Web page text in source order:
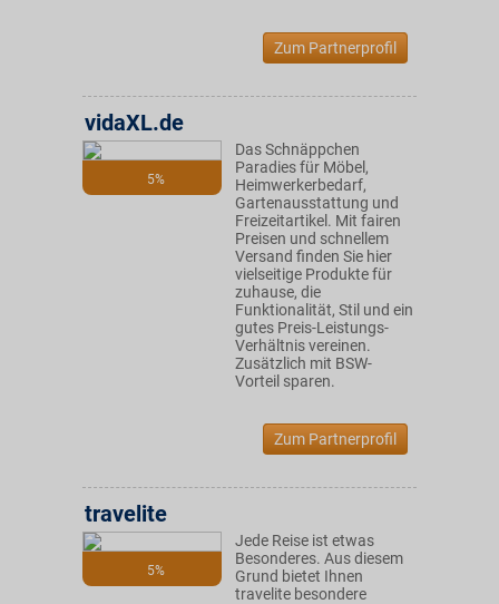
Zum Partnerprofil
5%
vidaXL.de
Das Schnäppchen
Paradies für Möbel,
Heimwerkerbedarf,
Gartenausstattung und
Freizeitartikel. Mit fairen
Preisen und schnellem
Versand finden Sie hier
vielseitige Produkte für
zuhause, die
Funktionalität, Stil und ein
gutes Preis-Leistungs-
Verhältnis vereinen.
Zusätzlich mit BSW-
Vorteil sparen.
Zum Partnerprofil
5%
travelite
Jede Reise ist etwas
Besonderes. Aus diesem
Grund bietet Ihnen
travelite besondere